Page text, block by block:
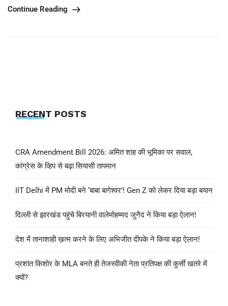
Continue Reading
RECENT POSTS
CRA Amendment Bill 2026: अमित शाह की भूमिका पर सवाल,
कांग्रेस के व्हिप से बढ़ा सियासी तापमान
IIT Delhi में PM मोदी बने ‘बाबा बागेश्वर’! Gen Z को लेकर दिया बड़ा बयान
दिल्ली से झारखंड पहुंचे बिरयानी वालेमोहम्मद जुनैद ने किया बड़ा ऐलान!
देश में तानाशाही ख़त्म करने के लिए अभिजीत दीपके ने किया बड़ा ऐलान!
प्रशांत किशोर के MLA बनते ही तेजस्वीकी नेता प्रतिपक्ष की कुर्सी खतरे में
क्यों?